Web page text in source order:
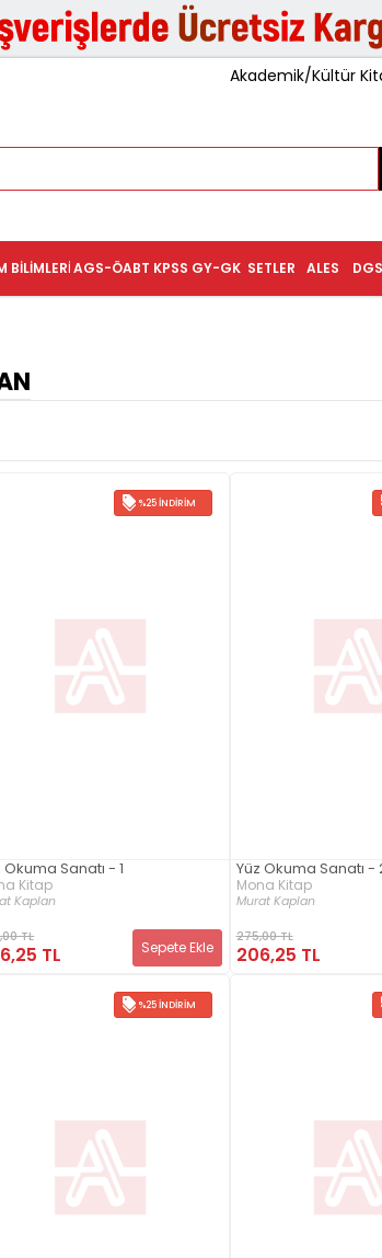
Akademik/Kültür
DGS
ALES
SETLER
KPSS GY-GK
AGS-ÖABT
BILIMLERI
%25 İNDIRIM
Okuma Sanatı - 1
Kitap
Kaplan
TL
TL Sepete Ekle
Yüz Okuma Sanatı -
Mona Kitap
Murat Kaplan
275,00 TL
206,25 TL
%25 İNDIRIM